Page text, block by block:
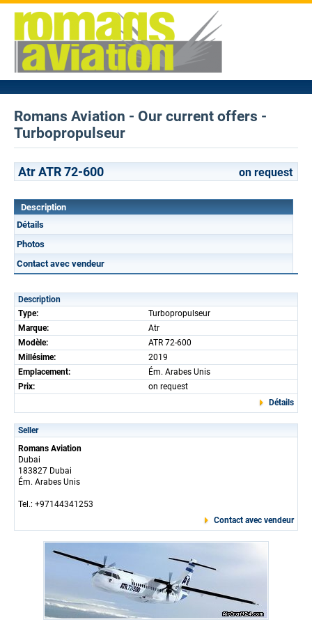
Romans Aviation - Our current offers -
Turbopropulseur
Atr ATR 72-600 on request
Description
Détails
Photos
Contact avec vendeur
Description
Type:
Turbopropulseur
Marque:
Atr
Modèle:
ATR 72-600
Millésime:
2019
Emplacement:
Ém. Arabes Unis
Prix:
on request
Détails
Seller
Romans Aviation
Dubai
183827 Dubai
Ém. Arabes Unis
Tel.: +97144341253
Contact avec vendeur